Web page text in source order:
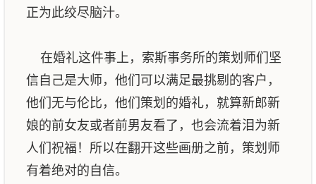
正为此绞尽脑汁。
在婚礼这件事上，索斯事务所的策划师们坚
信自己是大师，他们可以满足最挑剔的客户，
他们无与伦比，他们策划的婚礼，就算新郎新
娘的前女友或者前男友看了，也会流着泪为新
人们祝福！所以在翻开这些画册之前，策划师
有着绝对的自信。